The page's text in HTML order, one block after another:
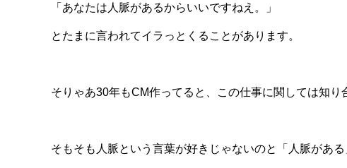
「あなたは人脈があるからいいですねえ。」
とたまに言われてイラっとくることがあります。
そりゃあ30年もCM作ってると、この仕事に関しては知
そもそも人脈という言葉が好きじゃないのと「人脈があ